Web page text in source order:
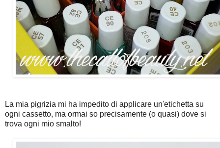
La mia pigrizia mi ha impedito di applicare un'etichetta su
ogni cassetto, ma ormai so precisamente (o quasi) dove si
trova ogni mio smalto!